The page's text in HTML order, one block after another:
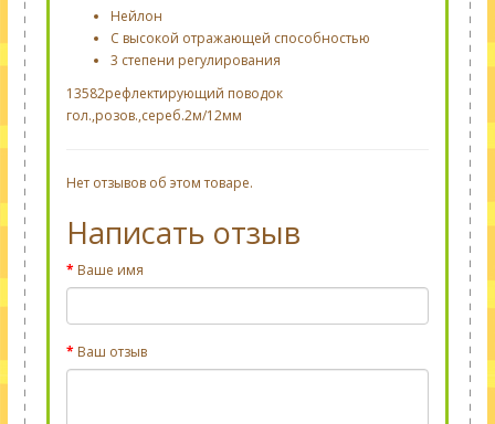
Нейлон
С высокой отражающей способностью
3 степени регулирования
13582рефлектирующий поводок
гол.,розов.,сереб.2м/12мм
Нет отзывов об этом товаре.
Написать отзыв
Ваше имя
Ваш отзыв